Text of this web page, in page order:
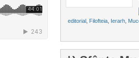
editorial Filofteia Ierarh